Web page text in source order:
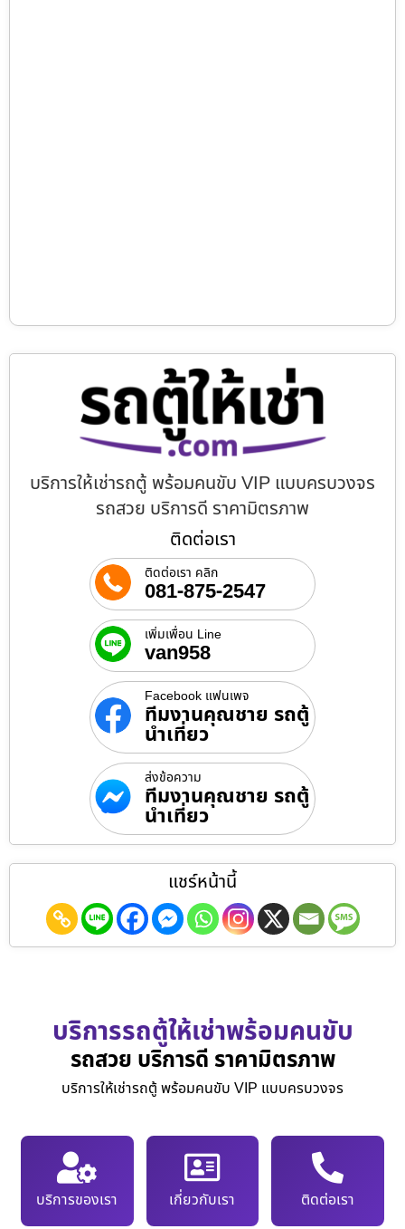
บริการให้เช่ารถตู้ พร้อมคนขับ VIP แบบครบวงจร
รถสวย บริการดี ราคามิตรภาพ
ติดต่อเรา
ติดต่อเรา คลิก
081-875-2547
เพิ่มเพื่อน Line
van958
Facebook แฟนเพจ
ทีมงานคุณชาย รถตู้
นำเที่ยว
ส่งข้อความ
ทีมงานคุณชาย รถตู้
นำเที่ยว
แชร์หน้านี้
บริการรถตู้ให้เช่าพร้อมคนขับ
รถสวย บริการดี ราคามิตรภาพ
บริการให้เช่ารถตู้ พร้อมคนขับ VIP แบบครบวงจร
บริการของเรา เกี่ยวกับเรา ติดต่อเรา